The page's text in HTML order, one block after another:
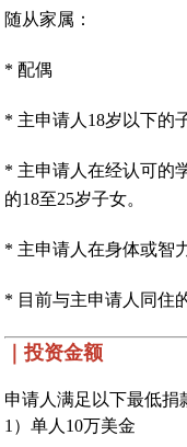
随从家属：
* 配偶
* 主申请人18岁以下的
* 主申请人在经认可的
的18至25岁子女。
* 主申请人在身体或智
* 目前与主申请人同住
｜投资金额
申请人满足以下最低捐
1）单人10万美金